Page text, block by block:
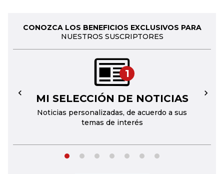
CONOZCA LOS BENEFICIOS EXCLUSIVOS PARA
NUESTROS SUSCRIPTORES
1
MI SELECCIÓN DE NOTICIAS
Noticias personalizadas, de acuerdo a sus
temas de interés
← →